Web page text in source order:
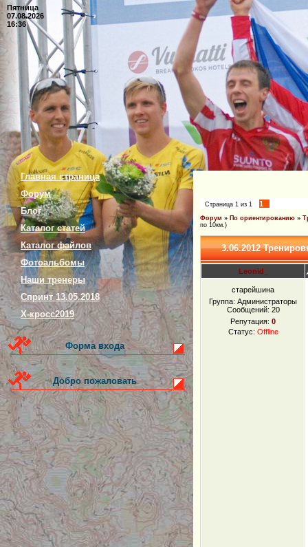
Пятница
07.08.2026
16:36
Главная страница
Форум
Блог
Каталог статей
Каталог файлов
Фотоальбомы
Наши тренеры
Спринт 13.05.2018
Х-кросс2019
Форма входа
Добро пожаловать
Страница 1 из 1 1
Форум » По ориентированию »
по 10км.)
3.06.2012
Leonid_
старейшина
Группа: Администраторы
Сообщений: 20
Репутация: 0
Статус: Offline